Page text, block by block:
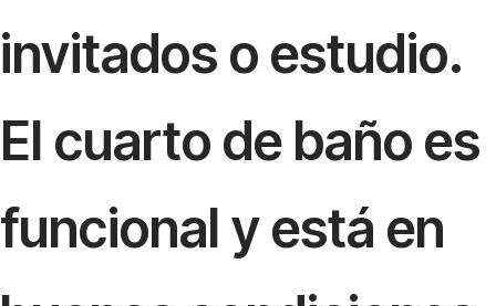
invitados o estudio.
El cuarto de baño es
funcional y está en